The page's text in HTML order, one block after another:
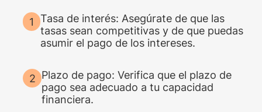
Tasa de interés: Asegúrate de que las
tasas sean competitivas y de que puedas
asumir el pago de los intereses.
Plazo de pago: Verifica que el plazo de
pago sea adecuado a tu capacidad
financiera.